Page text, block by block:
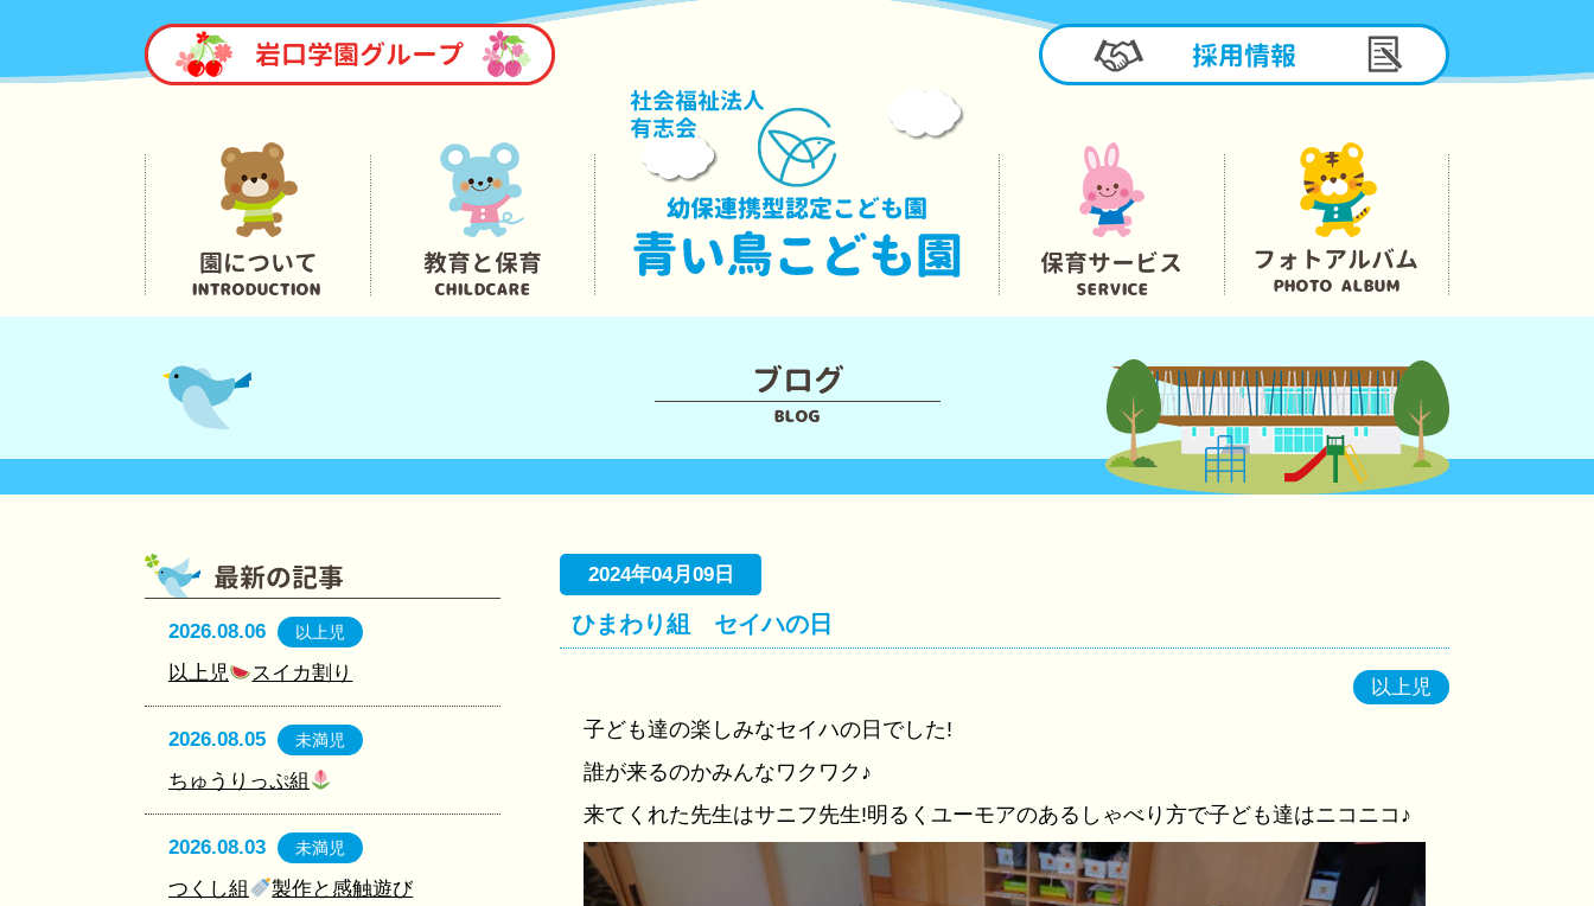
2024年04月09日
ひまわり組 セイハの日
以上児
子ども達の楽しみなセイハの日でした!
誰が来るのかみんなワクワク♪
来てくれた先生はサニフ先生!明るくユーモアのあるしゃべり方で子ども達はニコニコ♪
2026.08.06 以上児
以上児 スイカ割り
2026.08.05 未満児
ちゅうりっぷ組
2026.08.03 未満児
つくし組 製作と感触遊び